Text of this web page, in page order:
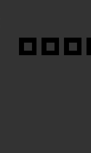
Auf
Auf
Auf